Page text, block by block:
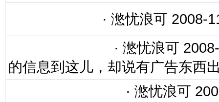
· 滺忧浪可 2008-
· 滺忧浪可
的信息到这儿，却说有广告东西
· 滺忧浪可